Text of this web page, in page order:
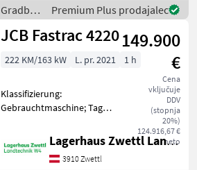
Schaufel und Gabel Gradb
Gradbeni
stroji /
JCB
Premium Plus prodajalec
JCB Fastrac 4220149.900
€
Cena
vključuje
DDV
(stopnja
20%)
124.916,67 €
neto
222 KM/163 kW L. pr. 2021 1 h
Klassifizierung:
Gebrauchtmaschine; Tag
15.04.2021; Name des
Getriebes: CVT;
Hydraulische Lenkung: Ja;
Lagerhaus Zwettl Landtechnik
3910 Zwettl